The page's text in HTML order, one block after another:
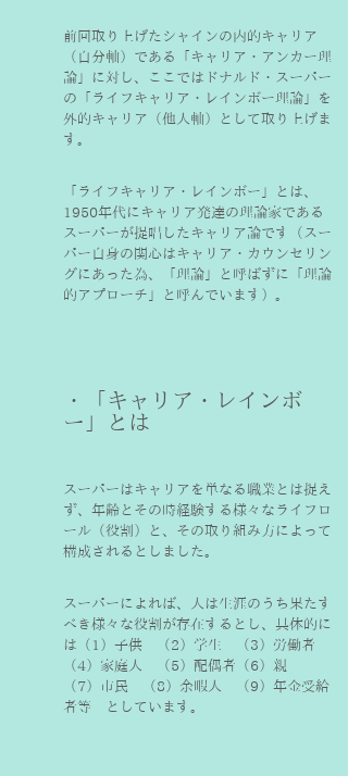
前回取り上げたシャインの内的キャリア
（自分軸）である「キャリア・アンカー理
論」に対し、ここではドナルド・スーパー
の「ライフキャリア・レインボー理論」を
外的キャリア（他人軸）として取り上げま
す。
「ライフキャリア・レインボー」とは、
1950年代にキャリア発達の理論家である
スーパーが提唱したキャリア論です（スー
パー自身の関心はキャリア・カウンセリン
グにあった為、「理論」と呼ばずに「理論
的アプローチ」と呼んでいます）。
・「キャリア・レインボ
ー」とは
スーパーはキャリアを単なる職業とは捉え
ず、年齢とその時経験する様々なライフロ
ール（役割）と、その取り組み方によって
構成されるとしました。
スーパーによれば、人は生涯のうち果たす
べき様々な役割が存在するとし、具体的に
は（1）子供　（2）学生　（3）労働者
（4）家庭人　（5）配偶者（6）親
（7）市民　（8）余暇人　（9）年金受給
者等　としています。